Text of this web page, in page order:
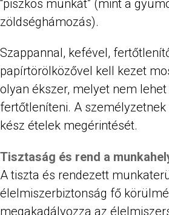
“piszkos munkát” (mint a
zöldséghámozás).
Szappannal, kefével,
papírtörölközővel kell kezet
olyan ékszer, melyet nem
fertőtleníteni. A
kész ételek megérintését.
Tisztaság és rend a
A tiszta és rendezett
élelmiszerbiztonság fő
megakadályozza az